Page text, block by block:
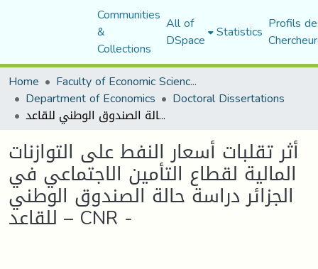
Communities
&
Collections
All of
DSpace Statistics Profils
Home
Faculty of Economic Sciences, Commerce and Management Sciences
Department of Economics Doctoral Dissertations
أثر تقلبات أسعار النفط على التوازنات المالية لقطاع التأمين الاجتماعي في الجزائر دراسة حالة الصندوق الوطني للقاعد – CNR -
أثر تقلبات أسعار النفط على التوازنات
المالية لقطاع التأمين الاجتماعي في
الجزائر دراسة حالة الصندوق الوطني
للقاعد – CNR -